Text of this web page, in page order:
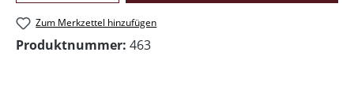
Zum Merkzettel hinzufügen
Produktnummer: 463